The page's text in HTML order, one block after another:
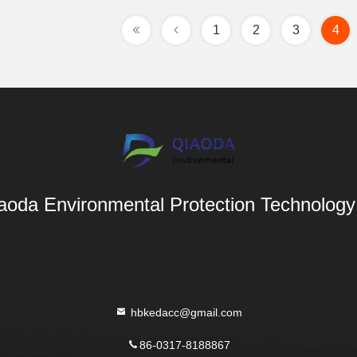
1 2 3 4
Environmental Protection
hbkedacc@gmail.com
86-0317-8188867